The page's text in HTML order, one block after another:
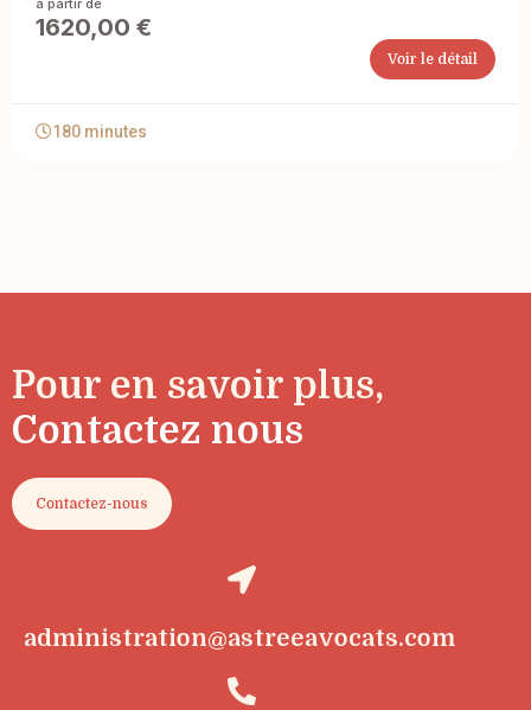
1620,00 €
Voir le détail
180 minutes
Pour en savoir plus,
Contactez nous
Contactez-nous
administration@astreeavocats.com